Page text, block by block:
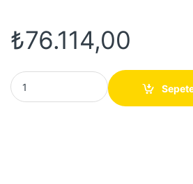
₺76.114,00
Pirinç Lama 30x100 mm quantity